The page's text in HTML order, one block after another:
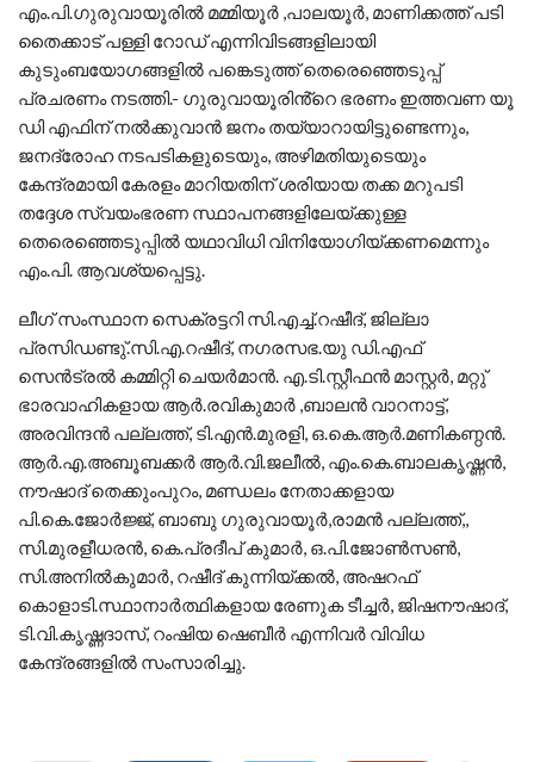
എം.പി.ഗുരുവായൂരിൽ മമ്മിയൂർ ,പാലയൂർ, മാണിക്കത്ത് പടി
തൈക്കാട് പള്ളി റോഡ് എന്നിവിടങ്ങളിലായി
കുടുംബയോഗങ്ങളിൽ പങ്കെടുത്ത് തെരെഞ്ഞെടുപ്പ്
പ്രചരണം നടത്തി.- ഗുരുവായൂരിൻ്റെ ഭരണം ഇത്തവണ യൂ
ഡി എഫിന് നൽക്കുവാൻ ജനം തയ്യാറായിട്ടുണ്ടെന്നും,
ജനദ്രോഹ നടപടികളുടെയും, അഴിമതിയുടെയും
കേന്ദ്രമായി കേരളം മാറിയതിന് ശരിയായ തക്ക മറുപടി
തദ്ദേശ സ്വയംഭരണ സ്ഥാപനങ്ങളിലേയ്ക്കുള്ള
തെരെഞ്ഞെടുപ്പിൽ യഥാവിധി വിനിയോഗിയ്ക്കണമെന്നും
എം.പി. ആവശ്യപ്പെട്ടു.
ലീഗ് സംസ്ഥാന സെക്രട്ടറി സി.എച്ച്.റഷീദ്, ജില്ലാ
പ്രസിഡണ്ടു്.സി.എ.റഷീദ്, നഗരസഭ.യു ഡി.എഫ്
സെൻട്രൽ കമ്മിറ്റി ചെയർമാൻ. എ.ടി.സ്റ്റീഫൻ മാസ്റ്റർ, മറ്റു്
ഭാരവാഹികളായ ആർ.രവികുമാർ ,ബാലൻ വാറനാട്ട്,
അരവിന്ദൻ പല്ലത്ത്, ടി.എൻ.മുരളി, ഒ.കെ.ആർ.മണികണ്ഠൻ.
ആർ.എ.അബൂബക്കർ ആർ.വി.ജലീൽ, എം.കെ.ബാലകൃഷ്ണൻ,
നൗഷാദ് തെക്കുംപുറം, മണ്ഡലം നേതാക്കളായ
പി.കെ.ജോർജ്ജ്, ബാബു ഗുരുവായൂർ,രാമൻ പല്ലത്ത്,,
സി.മുരളീധരൻ, കെ.പ്രദീപ് കുമാർ, ഒ.പി.ജോൺസൺ,
സി.അനിൽകുമാർ, റഷീദ് കുന്നിയ്ക്കൽ, അഷറഫ്
കൊളാടി.സ്ഥാനാർത്ഥികളായ രേണുക ടീച്ചർ, ജിഷനൗഷാദ്,
ടി.വി.കൃഷ്ണദാസ്, റംഷിയ ഷെബീർ എന്നിവർ വിവിധ
കേന്ദ്രങ്ങളിൽ സംസാരിച്ചു.